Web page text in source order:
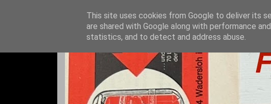
This site uses cookies from Google to deliver its
are shared with Google along with performance
statistics, and to detect and address abuse.